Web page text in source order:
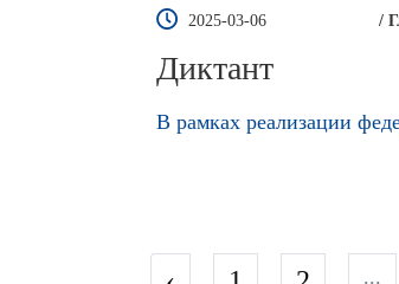
2025-03-06 /
Диктант
В рамках реализации
...